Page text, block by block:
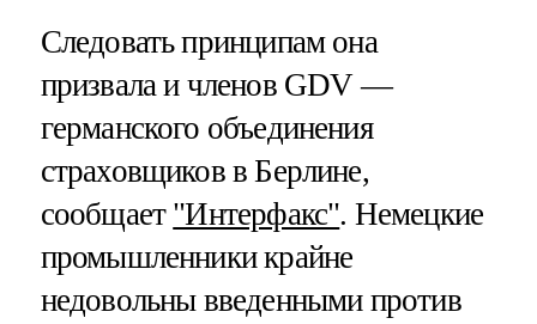
Следовать принципам она
призвала и членов GDV —
германского объединения
страховщиков в Берлине,
сообщает "Интерфакс". Немецкие
промышленники крайне
недовольны введенными против